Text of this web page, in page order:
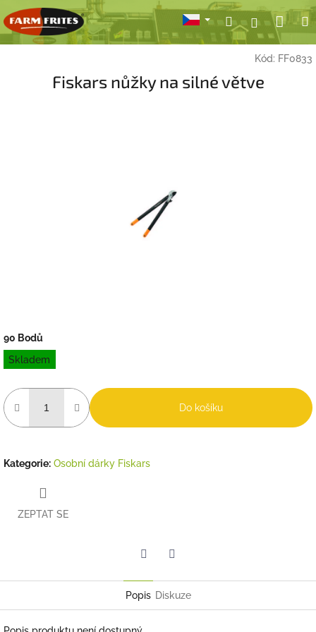
na
obsah
HledatPřihlášení
Kód: FF0833
Fiskars nůžky na silné větve
90 Bodů
Měrná
cena:
Skladem
Do košíku
Kategorie: Osobní dárky Fiskars
ZEPTAT SE
Popis Diskuze